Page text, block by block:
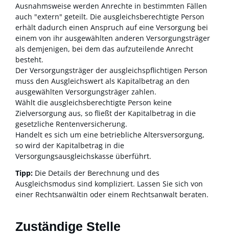
Ausnahmsweise werden Anrechte in bestimmten Fällen
auch "extern" geteilt. Die ausgleichsberechtigte Person
erhält dadurch einen Anspruch auf eine Versorgung bei
einem von ihr ausgewählten anderen Versorgungsträger
als demjenigen, bei dem das aufzuteilende Anrecht
besteht.
Der Versorgungsträger der ausgleichspflichtigen Person
muss den Ausgleichswert als Kapitalbetrag an den
ausgewählten Versorgungsträger zahlen.
Wählt die ausgleichsberechtigte Person keine
Zielversorgung aus, so fließt der Kapitalbetrag in die
gesetzliche Rentenversicherung.
Handelt es sich um eine betriebliche Altersversorgung,
so wird der Kapitalbetrag in die
Versorgungsausgleichskasse überführt.
Tipp: Die Details der Berechnung und des
Ausgleichsmodus sind kompliziert. Lassen Sie sich von
einer Rechtsanwältin oder einem Rechtsanwalt beraten.
Zuständige Stelle